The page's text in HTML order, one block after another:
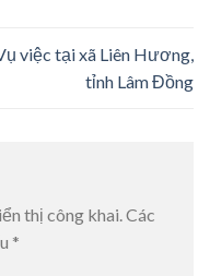
việc tại xã Liên Hương,
tỉnh Lâm Đồng
thị công khai.Các
*